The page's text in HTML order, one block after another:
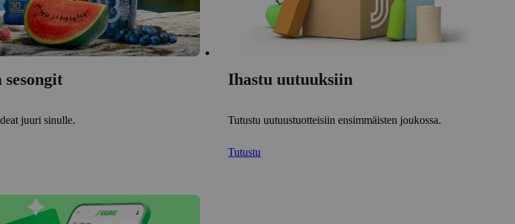
juuri sinulle.
Ihastu uutuuksiin
Tutustu uutuustuotteisiin ensimmäisten joukossa.
Tutustu